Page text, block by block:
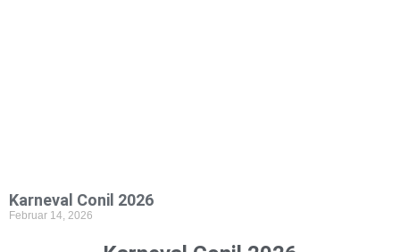
Karneval Conil 2026
Februar 14, 2026